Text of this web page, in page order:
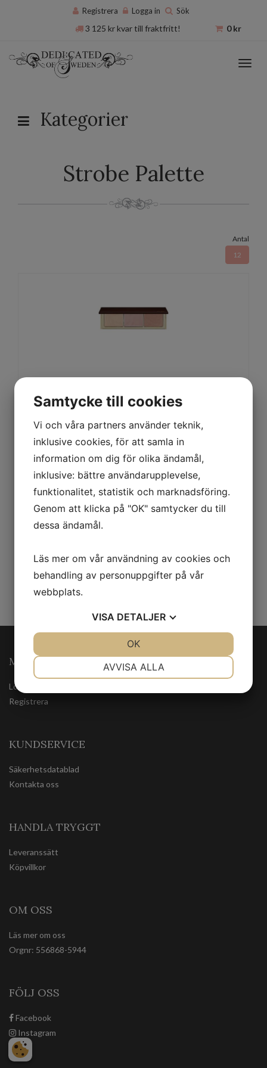
Registrera Logga in Sök
0kr
3 125 krkvar till fraktfritt!
Kategorier
Strobe Palette
Antal
12
Köp produkt
Köp produkt 575kr
MINA SIDOR
Logga in
Registrera
KUNDSERVICE
Säkerhetsdatablad
Kontakta oss
HANDLA TRYGGT
Leveranssätt
Köpvillkor
OM OSS
Läs mer om oss
Orgnr: 556868-5944
FÖLJ OSS
Facebook
Instagram
Samtycke till cookies
Vi och våra partners använder teknik,
inklusive cookies, för att samla in
information om dig för olika ändamål,
inklusive: bättre användarupplevelse,
funktionalitet, statistik och marknadsföring.
Genom att klicka på "OK" samtycker du till
dessa ändamål.
Läs mer om vår användning av cookies och
behandling av personuppgifter på vår
webbplats.
VISA DETALJER
AVVISA ALLA
OK